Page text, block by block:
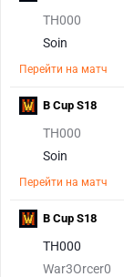
TH000
Soin
Перейти на матч
TH000
Soin
Перейти на матч
B Cup S18
TH000
War3Orcer0
B Cup S18